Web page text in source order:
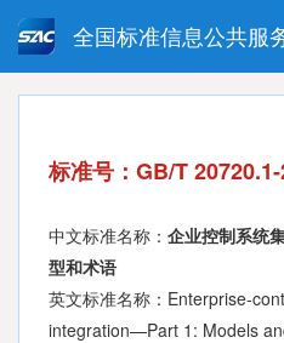
全国标准信息公共服
强制性国家标准
指导性技术文件
标准号：GB/T
中文标准名称： 企业控制系统
型和术语
英文标准名称：Enterprise-
integration—Part 1: Models